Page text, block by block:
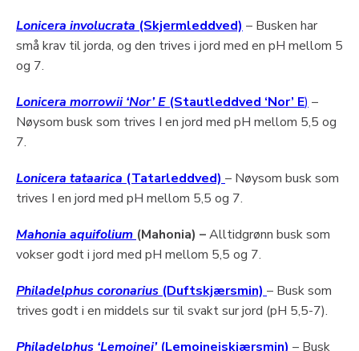
Lonicera involucrata (Skjermleddved) – Busken har
små krav til jorda, og den trives i jord med en pH mellom 5
og 7.
Lonicera morrowii ‘Nor’ E (Stautleddved ‘Nor’ E) –
Nøysom busk som trives I en jord med pH mellom 5,5 og
7.
Lonicera tataarica (Tatarleddved) – Nøysom busk som
trives I en jord med pH mellom 5,5 og 7.
Mahonia aquifolium (Mahonia) –Alltidgrønn busk som
vokser godt i jord med pH mellom 5,5 og 7.
Philadelphus coronarius (Duftskjærsmin) – Busk som
trives godt i en middels sur til svakt sur jord (pH 5,5-7).
Philadelphus ‘Lemoinei’ (Lemoineiskjærsmin) – Busk